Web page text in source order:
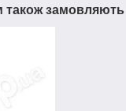
також замовляють